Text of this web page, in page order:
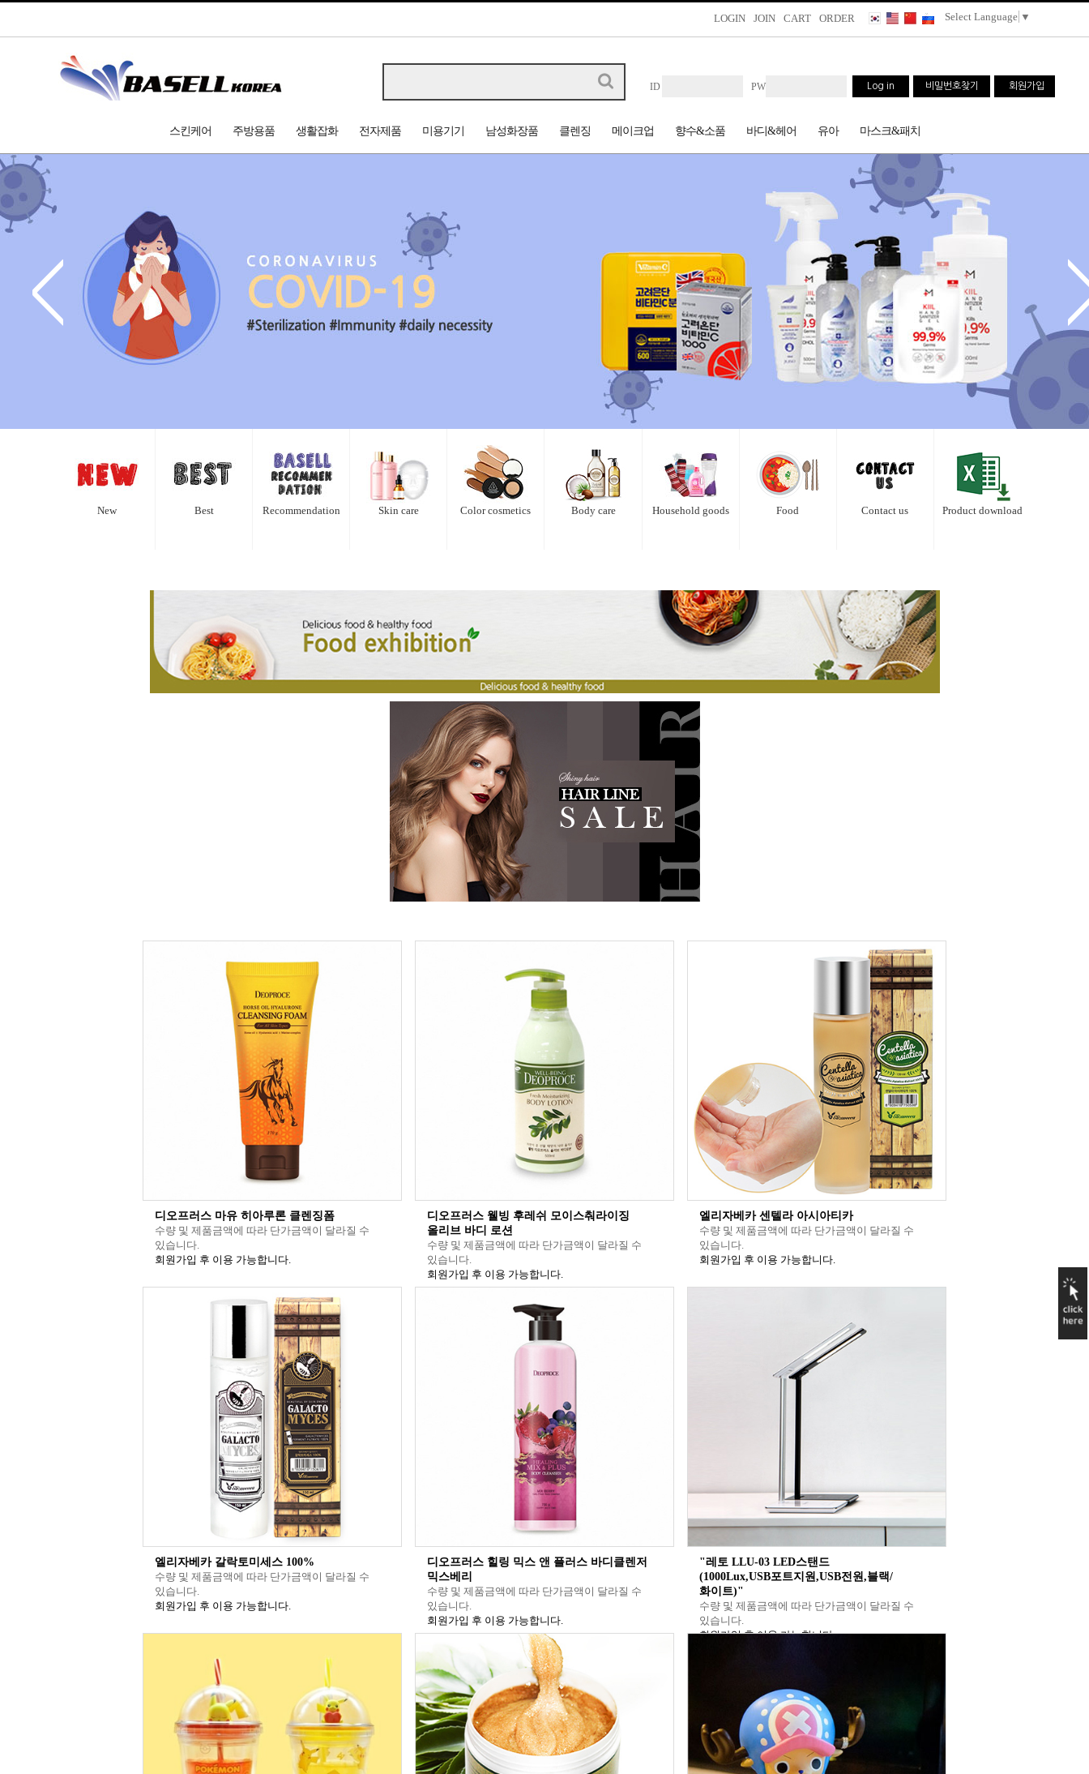
LOGIN JOIN CART ORDER Select Language ▼
ID PW Log in 비밀번호찾기 회원가입
스킨케어 주방용품 생활잡화 전자제품 미용기기 남성화장품 클렌징 메이크업 향수&소품 바디&헤어 유아 마스크&패치
<
New Best Recommendation Skin care Color cosmetics Body care Household goods Food Contact us Product download
디오프러스 마유 히아루론 클렌징폼
수량 및 제품금액에 따라 단가금액이 달라질 수
있습니다.
회원가입 후 이용 가능합니다.
디오프러스 웰빙 후레쉬 모이스춰라이징
올리브 바디 로션
수량 및 제품금액에 따라 단가금액이 달라질 수
있습니다.
회원가입 후 이용 가능합니다.
엘리자베카 센텔라 아시아티카
수량 및 제품금액에 따라 단가금액이 달라질 수
있습니다.
회원가입 후 이용 가능합니다.
엘리자베카 갈락토미세스 100%
수량 및 제품금액에 따라 단가금액이 달라질 수
있습니다.
회원가입 후 이용 가능합니다.
디오프러스 힐링 믹스 앤 플러스 바디클렌저
믹스베리
수량 및 제품금액에 따라 단가금액이 달라질 수
있습니다.
회원가입 후 이용 가능합니다.
"레토 LLU-03 LED스탠드
(1000Lux,USB포트지원,USB전원,블랙/
화이트)"
수량 및 제품금액에 따라 단가금액이 달라질 수
있습니다.
회원가입 후 이용 가능합니다.